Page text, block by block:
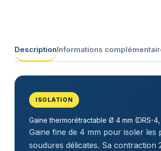
DescriptionInformations
ISOLATION
Gaine thermorétractable Ø 4 mm (DRS-4,
Gaine fine de 4 mm pour isoler les
soudures délicates. Sa contraction